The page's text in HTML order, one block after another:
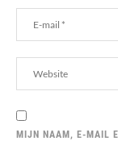
MIJN NAAM, E-MAIL